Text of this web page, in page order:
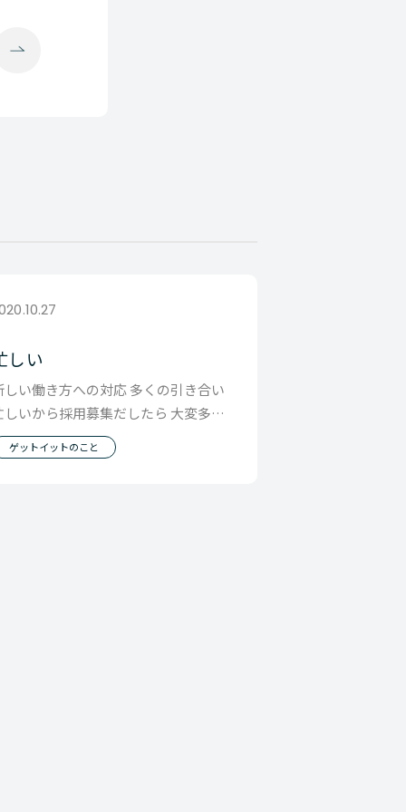
しい
しい働き方への対応 多くの引き合い
しいから採用募集だしたら 大変多く
応募 組織が大きくなるにつれて ツン
ルテン
ゲットイットのこと